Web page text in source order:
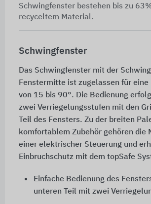
Schwingfenster bestehen bis zu
recyceltem Material.
Schwingfenster
Das Schwingfenster mit der
Fenstermitte ist zugelassen für eine
von 15 bis 90°. Die Bedienung
zwei Verriegelungsstufen mit den
Teil des Fensters. Zu der breiten
komfortablem Zubehör gehören die
einer elektrischer Steuerung und
Einbruchschutz mit dem topSafe
Einfache Bedienung des
unteren Teil mit zwei